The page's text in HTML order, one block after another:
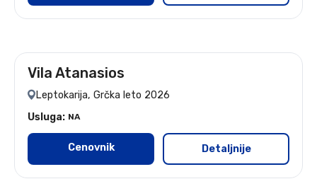
Vila Atanasios
Leptokarija, Grčka leto 2026
Usluga: NA
Cenovnik Detaljnije